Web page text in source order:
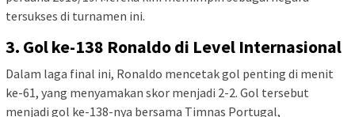
tersukses di turnamen ini.
3. Gol ke-138 Ronaldo di Level Internasional
Dalam laga final ini, Ronaldo mencetak gol penting di menit
ke-61, yang menyamakan skor menjadi 2-2. Gol tersebut
menjadi gol ke-138-nya bersama Timnas Portugal,